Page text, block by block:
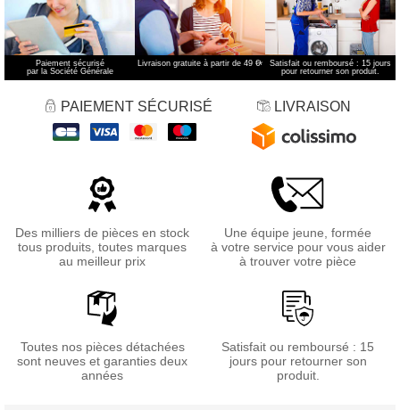
Paiement sécurisé
par la Société Générale
Livraison gratuite à partir de 49 €*
Satisfait ou remboursé : 15 jours
pour retourner son produit.
PAIEMENT SÉCURISÉ LIVRAISON
Des milliers de pièces en stock
tous produits, toutes marques
au meilleur prix
Une équipe jeune, formée
à votre service pour vous aider
à trouver votre pièce
Toutes nos pièces détachées
sont neuves et garanties deux
années
Satisfait ou remboursé : 15
jours pour retourner son
produit.